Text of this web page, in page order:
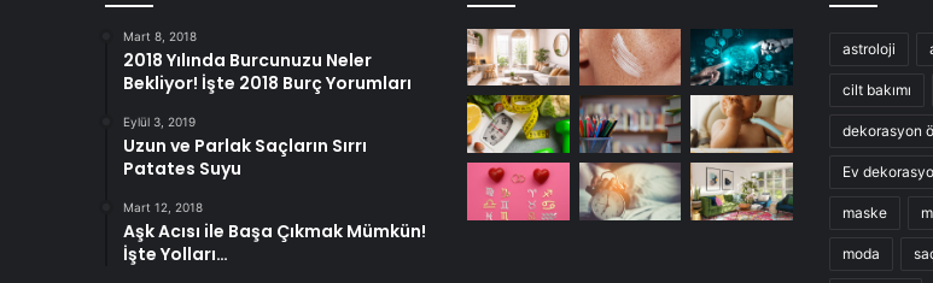
Mart 8, 2018
2018 Yılında Burcunuzu Neler
Bekliyor! İşte 2018 Burç Yorumları
Eylül 3, 2019
Uzun ve Parlak Saçların Sırrı
Patates Suyu
Mart 12, 2018
Aşk Acısı ile Başa Çıkmak Mümkün!
İşte Yolları…
astroloji
cilt bakımı
dekorasyon
Ev
maske
moda